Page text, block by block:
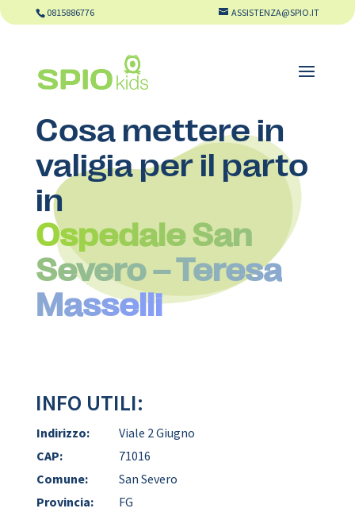
0815886776 ASSISTENZA@SPIO.IT
Cosa mettere in
valigia per il parto
in
Ospedale San
Severo – Teresa
Masselli
INFO UTILI:
Indirizzo:
Viale 2 Giugno
CAP:
71016
Comune:
San Severo
Provincia:
FG